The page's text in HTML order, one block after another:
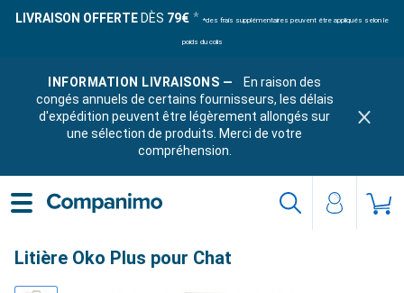
LIVRAISON OFFERTE DÈS 79€ *des frais supplémentaires peuvent être appliqués selon le
poids du colis
INFORMATION LIVRAISONS —
En raison des
congés annuels de certains fournisseurs, les délais
d'expédition peuvent être légèrement allongés sur
une sélection de produits. Merci de votre
compréhension.
Litière Oko Plus pour Chat